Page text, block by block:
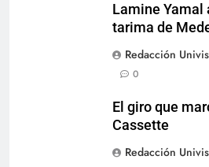
Lamine Yamal
tarima de
Redacción
0
El giro que
Cassette
Redacción